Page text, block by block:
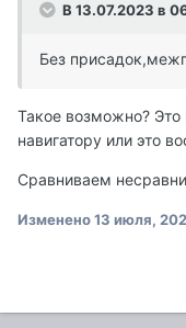
В 13.07.2023 в
Без
Такое возможно? Это
навигатору или это
Сравниваем
Изменено13 июля,